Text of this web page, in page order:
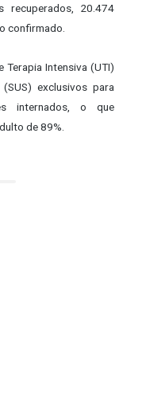
recuperados, 20.474
confirmado.
Intensiva (UTI)
exclusivos para
internados, o que
de 89%.